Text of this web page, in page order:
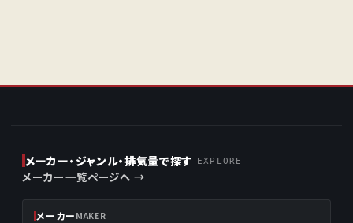
メーカー・ジャンル・排気量で探す EXPLORE
メーカー一覧ページへ →
メーカー MAKER